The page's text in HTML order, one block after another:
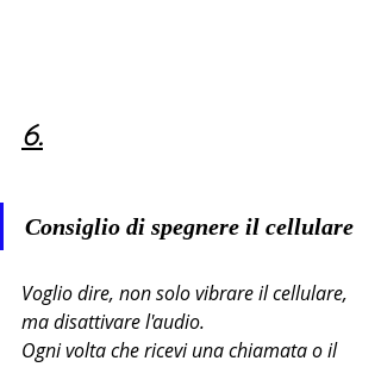
6.
Consiglio di spegnere il cellulare
Voglio dire, non solo vibrare il cellulare,
ma disattivare l'audio.
Ogni volta che ricevi una chiamata o il